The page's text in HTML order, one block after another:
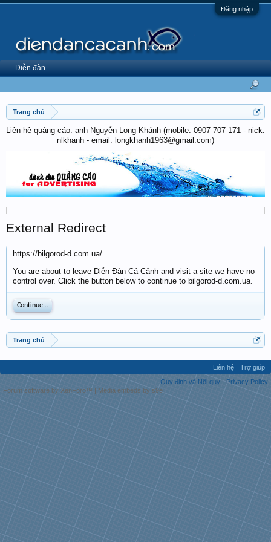
Đăng nhập
Trang chủ
Liên hệ quảng cáo: anh Nguyễn Long Khánh (mobile: 0907 707 171 - nick:
nlkhanh - email: longkhanh1963@gmail.com)
External Redirect
https://bilgorod-d.com.ua/
You are about to leave Diễn Đàn Cá Cảnh and visit a site we have no
control over. Click the button below to continue to bilgorod-d.com.ua.
Continue...
Trang chủ
Diễn đàn
Liên hệ
Trợ giúp
Quy định và Nội quy
Privacy Policy
Forum software by XenForo™ | Media embeds by s9e